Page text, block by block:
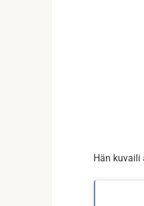
Hän kuvaili